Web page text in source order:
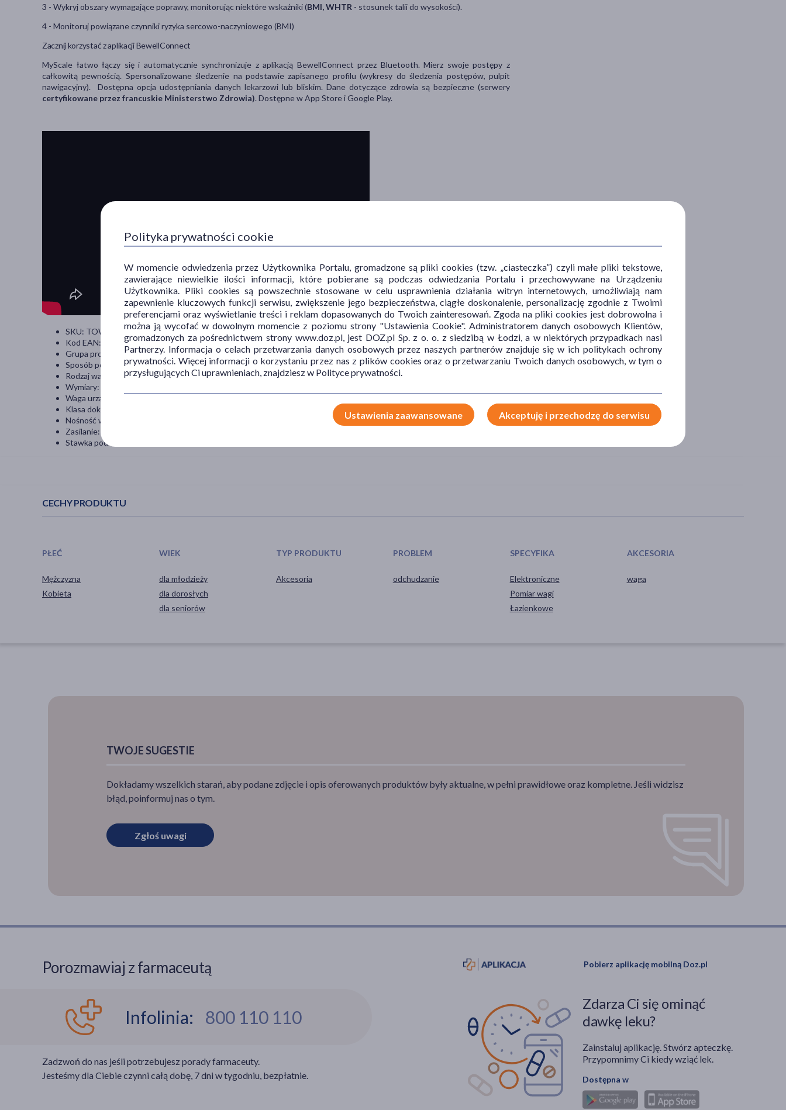
3 - Wykryj obszary wymagające poprawy, monitorując niektóre wskaźniki (BMI, WHTR - stosunek talii do wysokości).
4 - Monitoruj powiązane czynniki ryzyka sercowo-naczyniowego (BMI)
Zacznij korzystać z aplikacji BewellConnect
MyScale łatwo łączy się i automatycznie synchronizuje z aplikacją BewellConnect przez Bluetooth. Mierz swoje postępy z
całkowitą pewnością. Spersonalizowane śledzenie na podstawie zapisanego profilu (wykresy do śledzenia postępów, pulpit
nawigacyjny). Dostępna opcja udostępniania danych lekarzowi lub bliskim. Dane dotyczące zdrowia są bezpieczne (serwery
certyfikowane przez francuskie Ministerstwo Zdrowia). Dostępne w App Store i Google Play.
SKU: TOW014113
Kod EAN: 3760165449379
Grupa produktów: Analizatory składu ciała
Sposób pomiaru: Elektroniczny
Rodzaj wagi: Analizator składu ciała
Wymiary: 350 x 350 x 28mm
Waga urządzenia: 2kg
Klasa dokładności: bez klasy
Nośność wagi: 180 kg
Zasilanie: Baterie
Stawka podatku: VAT 23%
CECHY PRODUKTU
PŁEĆ
Mężczyzna
Kobieta
WIEK
dla młodzieży
dla dorosłych
dla seniorów
TYP PRODUKTU
Akcesoria
PROBLEM
odchudzanie
SPECYFIKA
Elektroniczne
Pomiar wagi
Łazienkowe
AKCESORIA
waga
TWOJE SUGESTIE
Dokładamy wszelkich starań, aby podane zdjęcie i opis oferowanych produktów były aktualne, w pełni prawidłowe oraz kompletne. Jeśli widzisz
błąd, poinformuj nas o tym.
Zgłoś uwagi
Porozmawiaj z farmaceutą
Infolinia: 800 110 110
Zadzwoń do nas jeśli potrzebujesz porady farmaceuty.
Jesteśmy dla Ciebie czynni całą dobę, 7 dni w tygodniu, bezpłatnie.
Pobierz aplikację mobilną Doz.pl
Zdarza Ci się ominąć
dawkę leku?
Zainstaluj aplikację. Stwórz apteczkę.
Przypomnimy Ci kiedy wziąć lek.
Dostępna w
Polityka prywatności cookie
W momencie odwiedzenia przez Użytkownika Portalu, gromadzone są pliki cookies (tzw. „ciasteczka”) czyli małe pliki tekstowe,
zawierające niewielkie ilości informacji, które pobierane są podczas odwiedzania Portalu i przechowywane na Urządzeniu
Użytkownika. Pliki cookies są powszechnie stosowane w celu usprawnienia działania witryn internetowych, umożliwiają nam
zapewnienie kluczowych funkcji serwisu, zwiększenie jego bezpieczeństwa, ciągłe doskonalenie, personalizację zgodnie z Twoimi
preferencjami oraz wyświetlanie treści i reklam dopasowanych do Twoich zainteresowań. Zgoda na pliki cookies jest dobrowolna i
można ją wycofać w dowolnym momencie z poziomu strony "Ustawienia Cookie". Administratorem danych osobowych Klientów,
gromadzonych za pośrednictwem strony www.doz.pl, jest DOZ.pl Sp. z o. o. z siedzibą w Łodzi, a w niektórych przypadkach nasi
Partnerzy. Informacja o celach przetwarzania danych osobowych przez naszych partnerów znajduje się w ich politykach ochrony
prywatności. Więcej informacji o korzystaniu przez nas z plików cookies oraz o przetwarzaniu Twoich danych osobowych, w tym o
przysługujących Ci uprawnieniach, znajdziesz w Polityce prywatności.
Ustawienia zaawansowane Akceptuję i przechodzę do serwisu